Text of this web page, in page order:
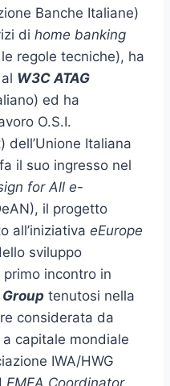
Banche Italiane)
di home banking
regole tecniche), ha
W3C ATAG
ed ha
O.S.I.
dell’Unione Italiana
il suo ingresso nel
for All e-
il progetto
all’iniziativa eEurope
sviluppo
incontro in
tenutosi nella
considerata da
capitale mondiale
IWA/HWG
EMEA Coordinator